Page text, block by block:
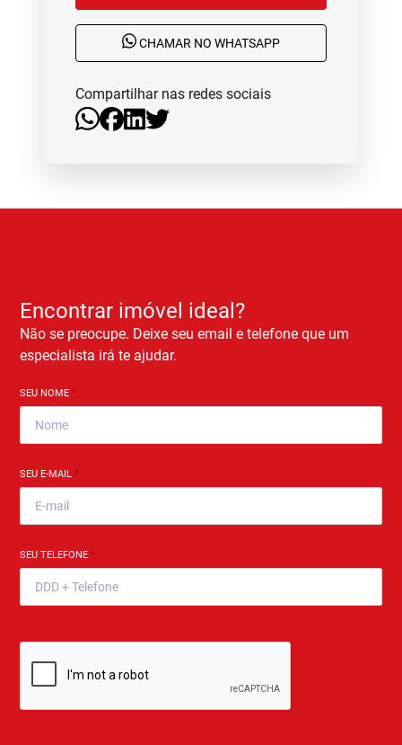
CHAMAR NO WHATSAPP
Compartilhar nas redes sociais
Encontrar imóvel ideal?
Não se preocupe. Deixe seu email e telefone que um
especialista irá te ajudar.
SEU NOME *
SEU E-MAIL *
SEU TELEFONE *